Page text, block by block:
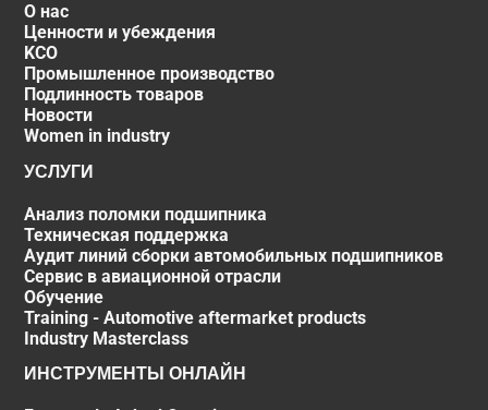
О нас
Ценности и убеждения
KCO
Промышленное производство
Подлинность товаров
Новости
Women in industry
УСЛУГИ
Анализ поломки подшипника
Техническая поддержка
Аудит линий сборки автомобильных подшипников
Сервис в авиационной отрасли
Обучение
Training - Automotive aftermarket products
Industry Masterclass
ИНСТРУМЕНТЫ ОНЛАЙН